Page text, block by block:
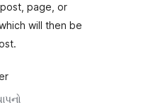
page, or
will then be